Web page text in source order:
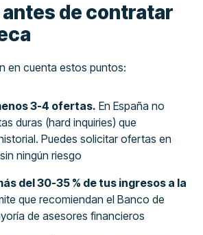
de contratar
en cuenta estos puntos:
3-4 ofertas. En España no
duras (hard inquiries) que
Puedes solicitar ofertas en
ningún riesgo
del 30-35 % de tus ingresos a la
que recomiendan el Banco de
de asesores financieros